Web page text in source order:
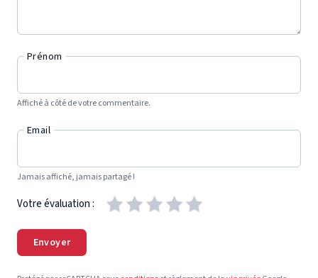
Prénom
Affiché à côté de votre commentaire.
Email
Jamais affiché, jamais partagé !
Votre évaluation :
Envoyer